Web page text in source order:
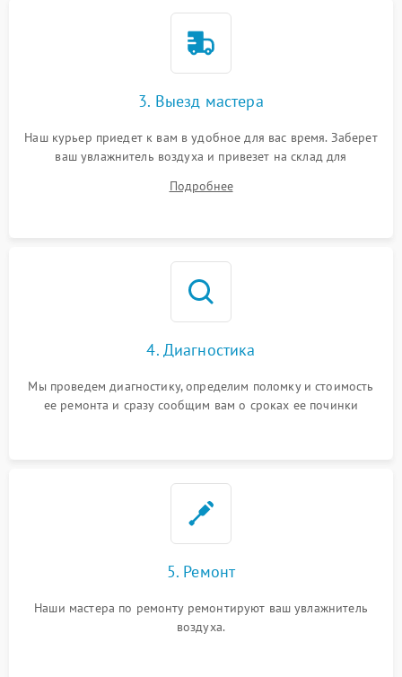
3. Выезд мастера
Наш курьер приедет к вам в удобное для вас время. Заберет
ваш увлажнитель воздуха и привезет на склад для
Подробнее
4. Диагностика
Мы проведем диагностику, определим поломку и стоимость
ее ремонта и сразу сообщим вам о сроках ее починки
5. Ремонт
Наши мастера по ремонту ремонтируют ваш увлажнитель
воздуха.